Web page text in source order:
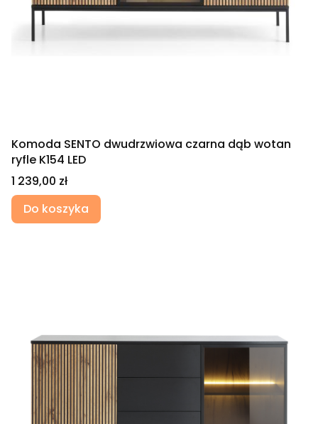
Komoda SENTO dwudrzwiowa czarna dąb wotan
ryfle K154 LED
Cena
1 239,00 zł
Do koszyka